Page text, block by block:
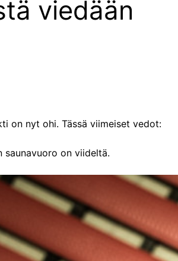
viedään
on nyt ohi. Tässä viimeiset vedot:
saunavuoro on viideltä.